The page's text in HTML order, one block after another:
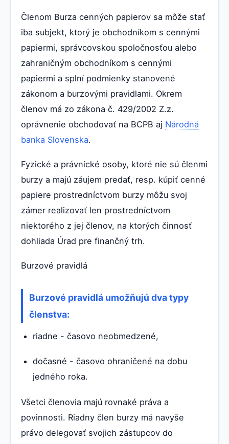
Členom Burza cenných papierov sa môže stať
iba subjekt, ktorý je obchodníkom s cennými
papiermi, správcovskou spoločnosťou alebo
zahraničným obchodníkom s cennými
papiermi a splní podmienky stanovené
zákonom a burzovými pravidlami. Okrem
členov má zo zákona č. 429/2002 Z.z.
oprávnenie obchodovať na BCPB aj Národná
banka Slovenska.
Fyzické a právnické osoby, ktoré nie sú členmi
burzy a majú záujem predať, resp. kúpiť cenné
papiere prostredníctvom burzy môžu svoj
zámer realizovať len prostredníctvom
niektorého z jej členov, na ktorých činnosť
dohliada Úrad pre finančný trh.
Burzové pravidlá
Burzové pravidlá umožňujú dva typy
členstva:
riadne - časovo neobmedzené,
dočasné - časovo ohraničené na dobu
jedného roka.
Všetci členovia majú rovnaké práva a
povinnosti. Riadny člen burzy má navyše
právo delegovať svojich zástupcov do